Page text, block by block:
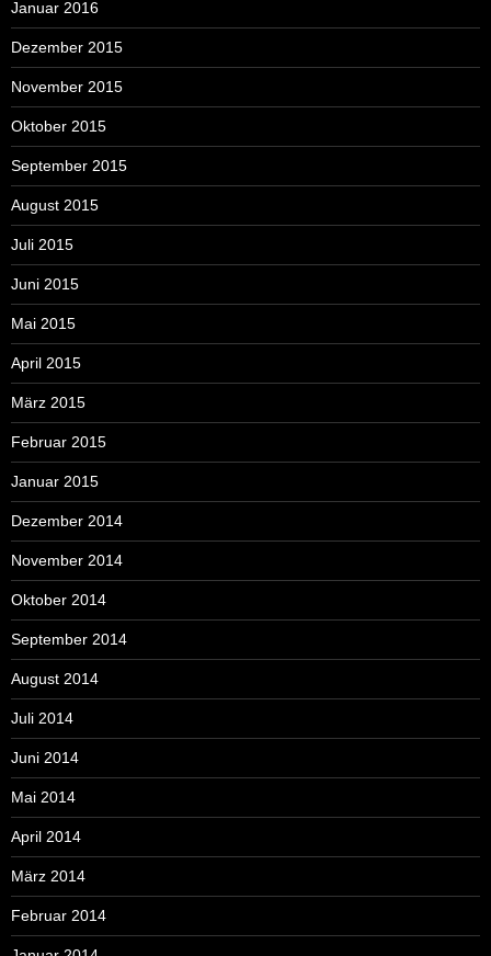
Januar 2016
Dezember 2015
November 2015
Oktober 2015
September 2015
August 2015
Juli 2015
Juni 2015
Mai 2015
April 2015
März 2015
Februar 2015
Januar 2015
Dezember 2014
November 2014
Oktober 2014
September 2014
August 2014
Juli 2014
Juni 2014
Mai 2014
April 2014
März 2014
Februar 2014